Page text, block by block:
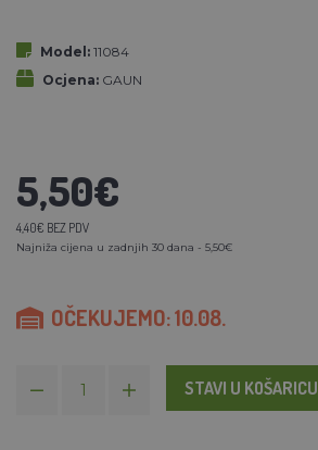
Model: 11084
Ocjena: GAUN
5,50€
4,40€ BEZ PDV
Najniža cijena u zadnjih 30 dana - 5,50€
OČEKUJEMO: 10.08.
STAVI U KOŠARICU